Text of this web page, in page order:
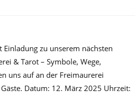
zu unserem nächsten
& Tarot – Symbole, Wege,
uns auf an der Freimaurerei
Datum: 12. März 2025 Uhrzeit: